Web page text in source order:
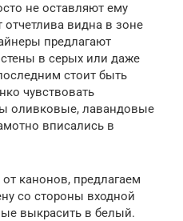
не оставляют ему
отчетлива видна в зоне
предлагают
в серых или даже
стоит быть
чувствовать
оливковые, лавандовые
вписались в
канонов, предлагаем
со стороны входной
выкрасить в белый.